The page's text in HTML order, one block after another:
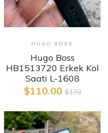
HUGO BOSS
Hugo Boss
HB1513720 Erkek Kol
Saati L-1608
$110.00$170